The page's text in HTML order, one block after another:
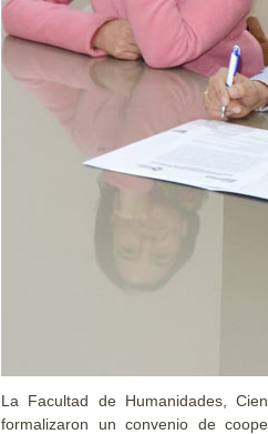
La Facultad de Humanidades,
formalizaron un convenio de